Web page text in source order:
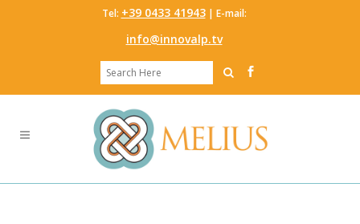
Tel: ‭+39 0433 41943‬ | E-mail:
info@innovalp.tv